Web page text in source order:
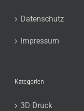
Datenschutz
Impressum
Kategorien
3D Druck